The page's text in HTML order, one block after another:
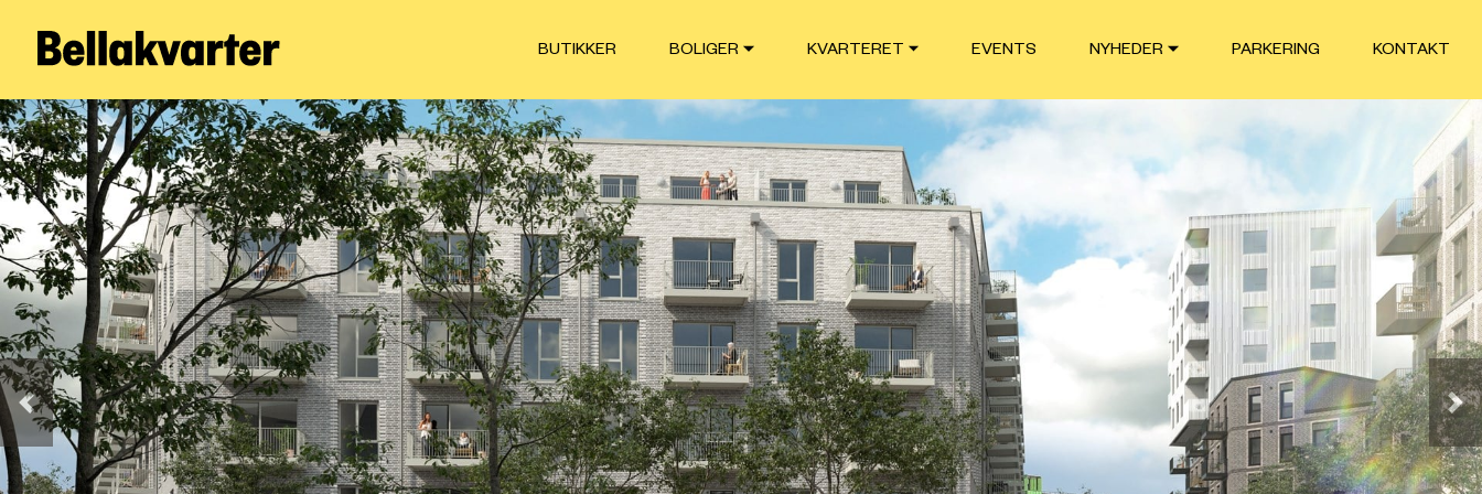
BUTIKKER BOLIGER KVARTERET EVENTS NYHEDER PARKERING KONTAKT
Forrige